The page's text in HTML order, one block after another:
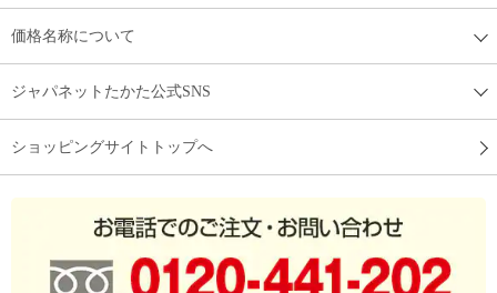
価格名称について
ジャパネットたかた公式SNS
ショッピングサイトトップへ